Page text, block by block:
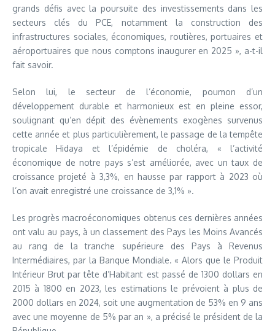
grands défis avec la poursuite des investissements dans les
secteurs clés du PCE, notamment la construction des
infrastructures sociales, économiques, routières, portuaires et
aéroportuaires que nous comptons inaugurer en 2025 », a-t-il
fait savoir.
Selon lui, le secteur de l’économie, poumon d’un
développement durable et harmonieux est en pleine essor,
soulignant qu’en dépit des évènements exogènes survenus
cette année et plus particulièrement, le passage de la tempête
tropicale Hidaya et l’épidémie de choléra, « l’activité
économique de notre pays s’est améliorée, avec un taux de
croissance projeté à 3,3%, en hausse par rapport à 2023 où
l’on avait enregistré une croissance de 3,1% ».
Les progrès macroéconomiques obtenus ces dernières années
ont valu au pays, à un classement des Pays les Moins Avancés
au rang de la tranche supérieure des Pays à Revenus
Intermédiaires, par la Banque Mondiale. « Alors que le Produit
Intérieur Brut par tête d’Habitant est passé de 1300 dollars en
2015 à 1800 en 2023, les estimations le prévoient à plus de
2000 dollars en 2024, soit une augmentation de 53% en 9 ans
avec une moyenne de 5% par an », a précisé le président de la